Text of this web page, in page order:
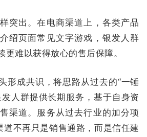
突出。在电商渠道上，各类产品
绍页面常见文字游戏，银发人群
更难以获得放心的售后保障。
形成共识，将思路从过去的“一锤
人群提供长期服务，基于自身资
渠道。服务从过去行业的加分项
道不再只是销售通路，而是信任建